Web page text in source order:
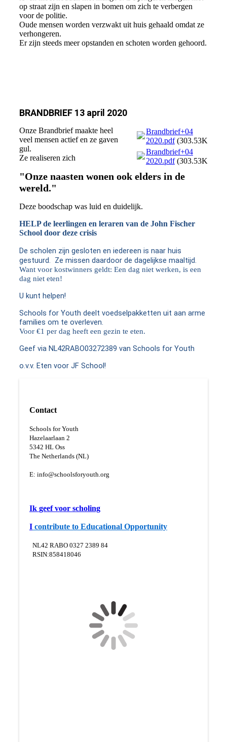
op straat zijn en slapen in bomen om zich te verbergen
voor de politie.
Oude mensen worden verzwakt uit huis gehaald omdat ze
verhongeren.
Er zijn steeds meer opstanden en schoten worden gehoord.
BRANDBRIEF 13 april 2020
Brandbrief+04
2020.pdf(303.53KB)
Brandbrief+04
2020.pdf(303.53KB)
Onze Brandbrief maakte heel
veel mensen actief en ze gaven
gul.
Ze realiseren zich
"Onze naasten wonen ook elders in de
wereld."
Deze boodschap was luid en duidelijk.
HELP de leerlingen en leraren van de John Fischer
School door deze crisis
De scholen zijn gesloten en iedereen is naar huis
gestuurd. Ze missen daardoor de dagelijkse maaltijd.
Want voor kostwinners geldt: Een dag niet werken, is een
dag niet eten!
U kunt helpen!
Schools for Youth deelt voedselpakketten uit aan arme
families om te overleven.
Voor €1 per dag heeft een gezin te eten.
Geef via NL42RABO03272389 van Schools for Youth
o.v.v. Eten voor JF School!
Contact
Schools for Youth
Hazelaarlaan 2
5342 HL Oss
The Netherlands (NL)
E: info@schoolsforyouth.org
Ik geef voor scholing
Icontribute to Educational Opportunity
NL42 RABO 0327 2389 84
RSIN:858418046